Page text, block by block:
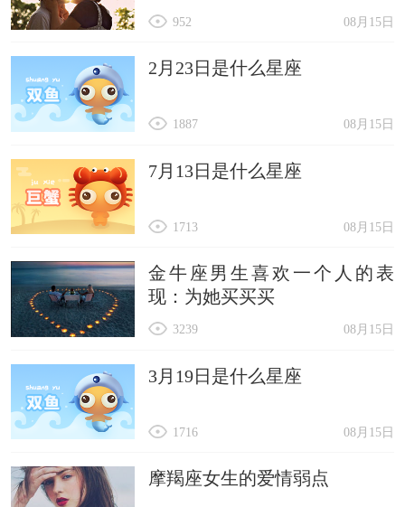
08月15日
952
2月23日是什么星座
08月15日
1887
7月13日是什么星座
08月15日
1713
金牛座男生喜欢一个人的表
现：为她买买买
08月15日
3239
3月19日是什么星座
08月15日
1716
摩羯座女生的爱情弱点